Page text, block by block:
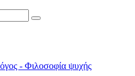
- Φιλοσοφία ψυχής